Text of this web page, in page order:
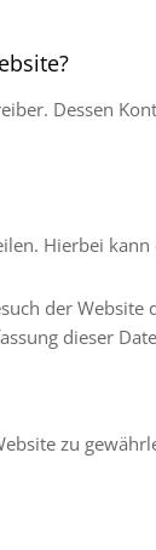
Dessen
Hierbei
der Website
dieser
zu